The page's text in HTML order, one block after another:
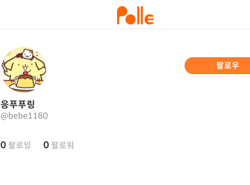
팔로우
응푸푸링
@bebe1180
0 팔로잉 0 팔로워